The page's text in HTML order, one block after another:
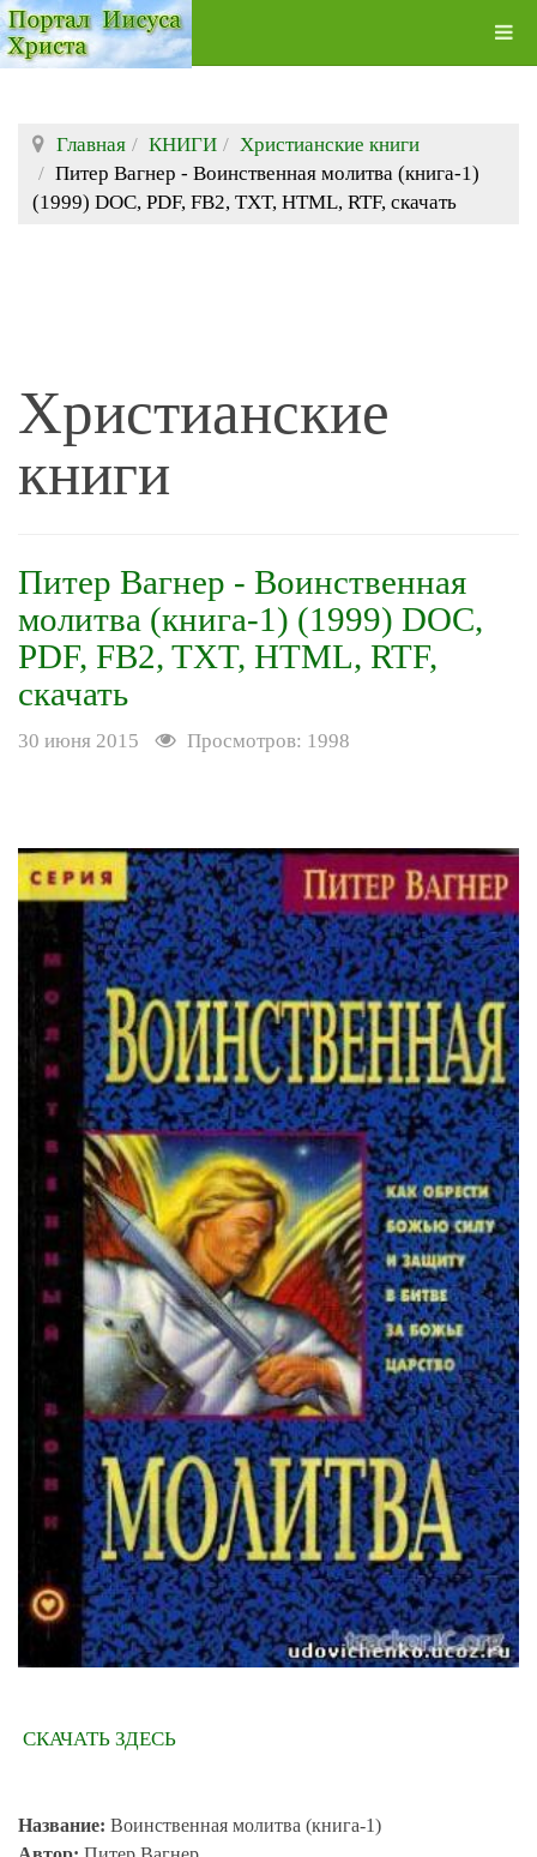
Главная КНИГИ
Христианские книги
Питер Вагнер - Воинственная молитва (книга-1)
(1999) DOC, PDF, FB2, TXT, HTML, RTF, скачать
Христианские
книги
Питер Вагнер - Воинственная
молитва (книга-1) (1999) DOC,
PDF, FB2, TXT, HTML, RTF,
скачать
30 июня 2015 Просмотров: 1998
СКАЧАТЬ ЗДЕСЬ
Название: Воинственная молитва (книга-1)